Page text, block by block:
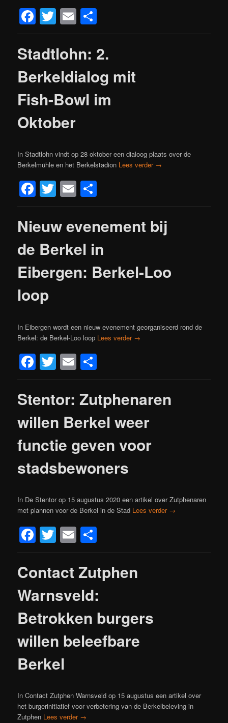
Facebook
Twitter
Email
Stadtlohn: 2.
Berkeldialog mit
Fish-Bowl im
Oktober
In Stadtlohn vindt op 28 oktober een dialoog plaats over de
Berkelmühle en het Berkelstadion Lees verder →
Facebook
Twitter
Email
Nieuw evenement bij
de Berkel in
Eibergen: Berkel-Loo
loop
In Eibergen wordt een nieuw evenement georganiseerd rond de
Berkel: de Berkel-Loo loop Lees verder →
Facebook
Twitter
Email
Stentor: Zutphenaren
willen Berkel weer
functie geven voor
stadsbewoners
In De Stentor op 15 augustus 2020 een artikel over Zutphenaren
met plannen voor de Berkel in de Stad Lees verder →
Facebook
Twitter
Email
Contact Zutphen
Warnsveld:
Betrokken burgers
willen beleefbare
Berkel
In Contact Zutphen Warnsveld op 15 augustus een artikel over
het burgerinitiatief voor verbetering van de Berkelbeleving in
Zutphen Lees verder →